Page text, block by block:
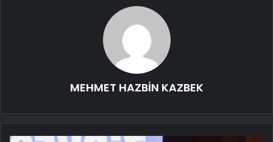
MEHMET HAZBİN KAZBEK